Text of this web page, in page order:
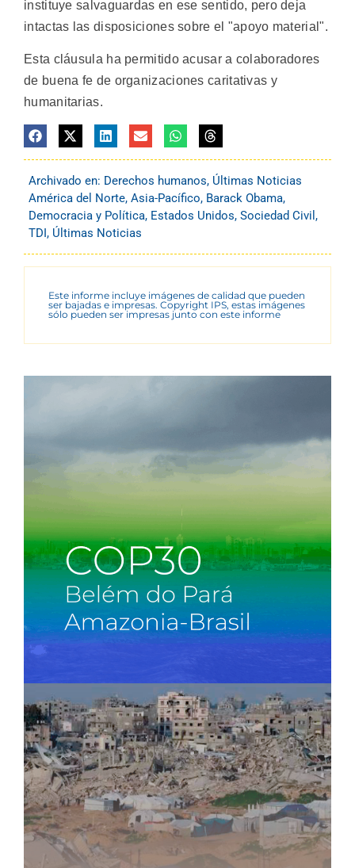
instituye salvaguardas en ese sentido, pero deja
intactas las disposiciones sobre el "apoyo material".
Esta cláusula ha permitido acusar a colaboradores
de buena fe de organizaciones caritativas y
humanitarias.
Archivado en: Derechos humanos, Últimas Noticias
América del Norte, Asia-Pacífico, Barack Obama,
Democracia y Política, Estados Unidos, Sociedad Civil ,
TDI, Últimas Noticias
Este informe incluye imágenes de calidad que pueden
ser bajadas e impresas. Copyright IPS, estas imágenes
sólo pueden ser impresas junto con este informe